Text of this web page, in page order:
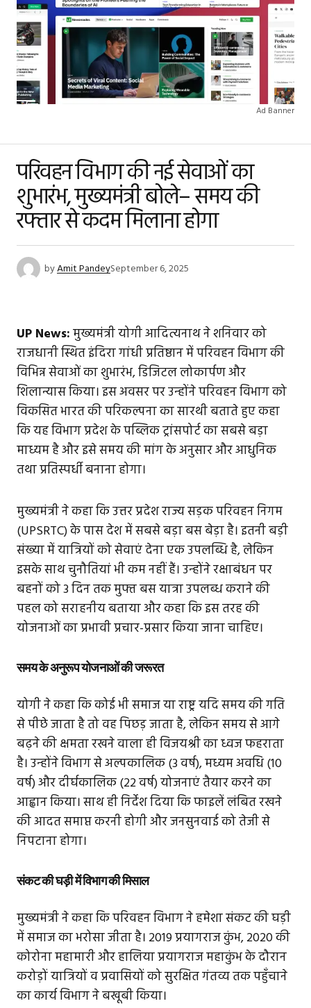
Ad Banner
परिवहन विभाग की नई सेवाओं का
शुभारंभ, मुख्यमंत्री बोले– समय की
रफ्तार से कदम मिलाना होगा
byAmit PandeySeptember 6, 2025
UP News:मुख्यमंत्री योगी आदित्यनाथ ने शनिवार को
राजधानी स्थित इंदिरा गांधी प्रतिष्ठान में परिवहन विभाग की
विभिन्न सेवाओं का शुभारंभ, डिजिटल लोकार्पण और
शिलान्यास किया। इस अवसर पर उन्होंने परिवहन विभाग को
विकसित भारत की परिकल्पना का सारथी बताते हुए कहा
कि यह विभाग प्रदेश के पब्लिक ट्रांसपोर्ट का सबसे बड़ा
माध्यम है और इसे समय की मांग के अनुसार और आधुनिक
तथा प्रतिस्पर्धी बनाना होगा।
मुख्यमंत्री ने कहा कि उत्तर प्रदेश राज्य सड़क परिवहन निगम
(UPSRTC) के पास देश में सबसे बड़ा बस बेड़ा है। इतनी बड़ी
संख्या में यात्रियों को सेवाएं देना एक उपलब्धि है, लेकिन
इसके साथ चुनौतियां भी कम नहीं हैं। उन्होंने रक्षाबंधन पर
बहनों को 3 दिन तक मुफ्त बस यात्रा उपलब्ध कराने की
पहल को सराहनीय बताया और कहा कि इस तरह की
योजनाओं का प्रभावी प्रचार-प्रसार किया जाना चाहिए।
समय के अनुरूप योजनाओं की जरूरत
योगी ने कहा कि कोई भी समाज या राष्ट्र यदि समय की गति
से पीछे जाता है तो वह पिछड़ जाता है, लेकिन समय से आगे
बढ़ने की क्षमता रखने वाला ही विजयश्री का ध्वज फहराता
है। उन्होंने विभाग से अल्पकालिक (3 वर्ष), मध्यम अवधि (10
वर्ष) और दीर्घकालिक (22 वर्ष) योजनाएं तैयार करने का
आह्वान किया। साथ ही निर्देश दिया कि फाइलें लंबित रखने
की आदत समाप्त करनी होगी और जनसुनवाई को तेजी से
निपटाना होगा।
संकट की घड़ी में विभाग की मिसाल
मुख्यमंत्री ने कहा कि परिवहन विभाग ने हमेशा संकट की घड़ी
में समाज का भरोसा जीता है। 2019 प्रयागराज कुंभ, 2020 की
कोरोना महामारी और हालिया प्रयागराज महाकुंभ के दौरान
करोड़ों यात्रियों व प्रवासियों को सुरक्षित गंतव्य तक पहुँचाने
का कार्य विभाग ने बखूबी किया।